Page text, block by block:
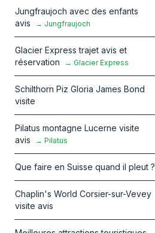
Jungfraujoch avec des enfants
avis
→ Jungfraujoch
Glacier Express trajet avis et
réservation
→ Glacier Express
Schilthorn Piz Gloria James Bond
visite
Pilatus montagne Lucerne visite
avis
→ Pilatus
Que faire en Suisse quand il pleut ?
Chaplin's World Corsier-sur-Vevey
visite avis